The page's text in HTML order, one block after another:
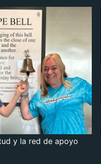
y la red de apoyo